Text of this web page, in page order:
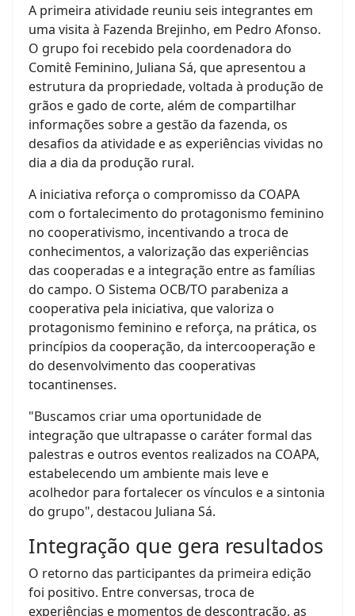
A primeira atividade reuniu seis integrantes em
uma visita à Fazenda Brejinho, em Pedro Afonso.
O grupo foi recebido pela coordenadora do
Comitê Feminino, Juliana Sá, que apresentou a
estrutura da propriedade, voltada à produção de
grãos e gado de corte, além de compartilhar
informações sobre a gestão da fazenda, os
desafios da atividade e as experiências vividas no
dia a dia da produção rural.
A iniciativa reforça o compromisso da COAPA
com o fortalecimento do protagonismo feminino
no cooperativismo, incentivando a troca de
conhecimentos, a valorização das experiências
das cooperadas e a integração entre as famílias
do campo. O Sistema OCB/TO parabeniza a
cooperativa pela iniciativa, que valoriza o
protagonismo feminino e reforça, na prática, os
princípios da cooperação, da intercooperação e
do desenvolvimento das cooperativas
tocantinenses.
"Buscamos criar uma oportunidade de
integração que ultrapasse o caráter formal das
palestras e outros eventos realizados na COAPA,
estabelecendo um ambiente mais leve e
acolhedor para fortalecer os vínculos e a sintonia
do grupo", destacou Juliana Sá.
Integração que gera resultados
O retorno das participantes da primeira edição
foi positivo. Entre conversas, troca de
experiências e momentos de descontração, as